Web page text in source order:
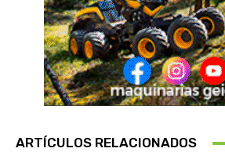
ARTÍCULOS RELACIONADOS